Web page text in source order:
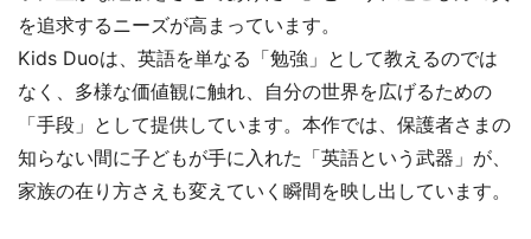
を追求するニーズが高まっています。
Kids Duoは、英語を単なる「勉強」として教えるのでは
なく、多様な価値観に触れ、自分の世界を広げるための
「手段」として提供しています。本作では、保護者さまの
知らない間に子どもが手に入れた「英語という武器」が、
家族の在り方さえも変えていく瞬間を映し出しています。